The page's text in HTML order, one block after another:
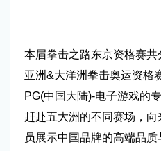
本届拳击之路东京资格赛共
亚洲&大洋洲拳击奥运资格
PG(中国大陆)-电子游戏的
赶赴五大洲的不同赛场，
员展示中国品牌的高端品